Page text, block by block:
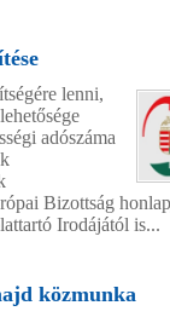
lenni,
adószáma
Bizottság
Irodájától is...
közmunka